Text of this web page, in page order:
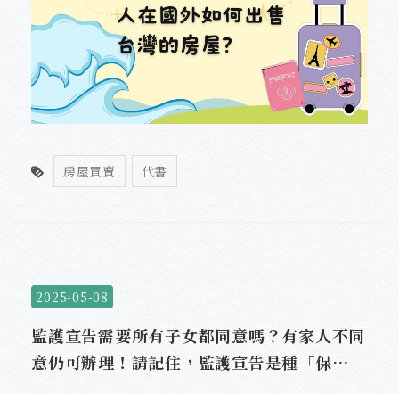
房屋買賣 代書
2025-05-08
監護宣告需要所有子女都同意嗎？有家人不同
意仍可辦理！請記住，監護宣告是種「保